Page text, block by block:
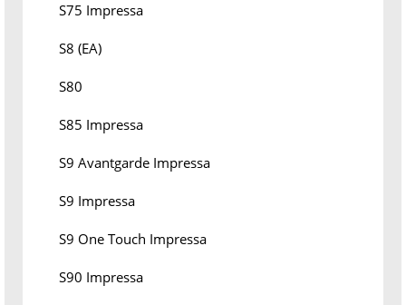
S75 Impressa
S8 (EA)
S80
S85 Impressa
S9 Avantgarde Impressa
S9 Impressa
S9 One Touch Impressa
S90 Impressa